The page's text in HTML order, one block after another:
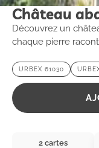
Château
Découvrez un
chaque pierre
mystique qui ravira
photographie.
URBEX 61030
2 cartes